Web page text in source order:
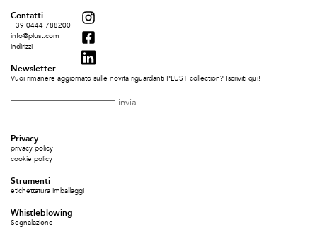
Contatti
+39 0444 788200
info@plust.com
indirizzi
Newsletter
Vuoi rimanere aggiornato sulle novità riguardanti PLUST collection? Iscriviti qui!
Privacy
privacy policy
cookie policy
Strumenti
etichettatura imballaggi
Whistleblowing
Segnalazione